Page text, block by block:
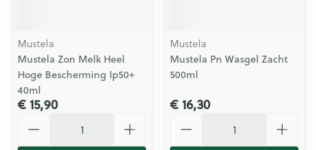
Mustela
Mustela Zon Melk Heel
Hoge Bescherming Ip50+
40ml
€ 15,90
Mustela
Mustela Pn Wasgel Zacht
500ml
€ 16,30